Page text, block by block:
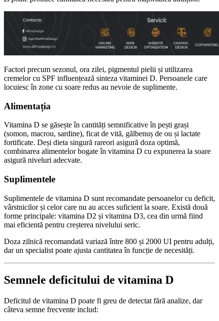
Factori precum sezonul, ora zilei, pigmentul pielii și utilizarea
cremelor cu SPF influențează sinteza vitaminei D. Persoanele care
locuiesc în zone cu soare redus au nevoie de suplimente.
Alimentația
Vitamina D se găsește în cantități semnificative în pești grași
(somon, macrou, sardine), ficat de vită, gălbenuș de ou și lactate
fortificate. Deși dieta singură rareori asigură doza optimă,
combinarea alimentelor bogate în vitamina D cu expunerea la soare
asigură niveluri adecvate.
Suplimentele
Suplimentele de vitamina D sunt recomandate persoanelor cu deficit,
vârstnicilor și celor care nu au acces suficient la soare. Există două
forme principale: vitamina D2 și vitamina D3, cea din urmă fiind
mai eficientă pentru creșterea nivelului seric.
Doza zilnică recomandată variază între 800 și 2000 UI pentru adulți,
dar un specialist poate ajusta cantitatea în funcție de necesități.
Semnele deficitului de vitamina D
Deficitul de vitamina D poate fi greu de detectat fără analize, dar
câteva semne frecvente includ: